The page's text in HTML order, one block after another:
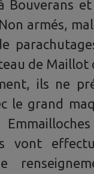
Bouverans
armés,
de Maillot
ils ne
le grand
vont